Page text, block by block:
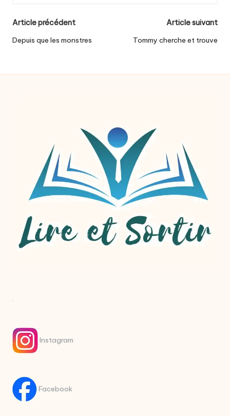
Post
navigation
Article précédent
Depuis que les monstres
Article suivant
Tommy cherche et trouve
.
Instagram
Facebook